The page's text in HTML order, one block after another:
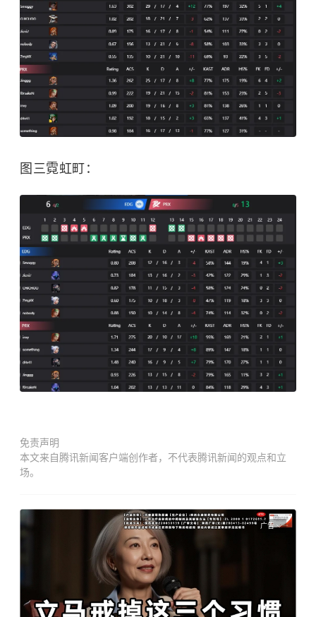
图三霓虹町：
免责声明
本文来自腾讯新闻客户端创作者，不代表腾讯新闻的观点和立
场。
广告